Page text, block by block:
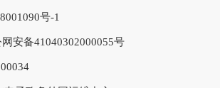
号-1
安备41040302000055号